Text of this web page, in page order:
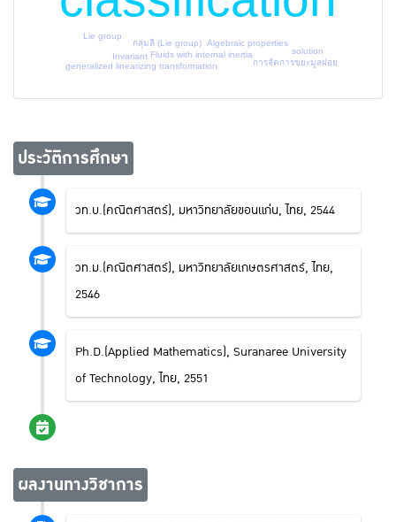
กลุ่มลี (Lie group) Algebraic properties
Fluids with internal inertia
generalized linearizing transformation
Invariant
Lie group
solution
การจัดการขยะมูลฝอย
ประวัติการศึกษา
วท.บ.(คณิตศาสตร์), มหาวิทยาลัยขอนแก่น, ไทย, 2544
วท.ม.(คณิตศาสตร์), มหาวิทยาลัยเกษตรศาสตร์, ไทย,
2546
Ph.D.(Applied Mathematics), Suranaree University
of Technology, ไทย, 2551
ผลงานทางวิชาการ